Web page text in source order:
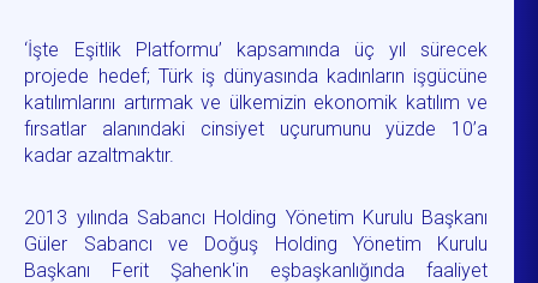
‘İşte Eşitlik Platformu’ kapsamında üç yıl sürecek
projede hedef; Türk iş dünyasında kadınların işgücüne
katılımlarını artırmak ve ülkemizin ekonomik katılım ve
fırsatlar alanındaki cinsiyet uçurumunu yüzde 10’a
kadar azaltmaktır.
2013 yılında Sabancı Holding Yönetim Kurulu Başkanı
Güler Sabancı ve Doğuş Holding Yönetim Kurulu
Başkanı Ferit Şahenk'in eşbaşkanlığında faaliyet